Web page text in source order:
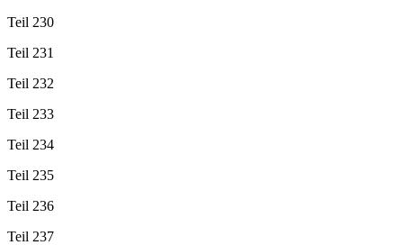
Teil 230
Teil 231
Teil 232
Teil 233
Teil 234
Teil 235
Teil 236
Teil 237